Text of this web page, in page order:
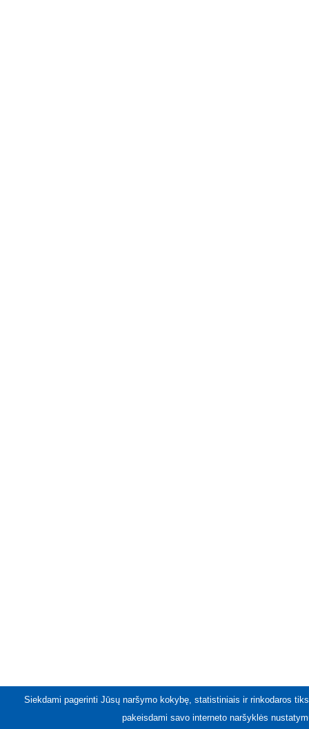
Siekdami pagerinti Jūsų naršymo kokybę, statistiniais ir rinkodaros
pakeisdami savo interneto naršyklės